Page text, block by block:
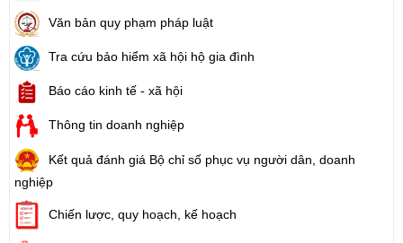
Văn bản quy phạm pháp luật
Tra cứu bảo hiểm xã hội hộ gia đình
Báo cáo kinh tế - xã hội
Thông tin doanh nghiệp
Kết quả đánh giá Bộ chỉ số phục vụ người dân, doanh
nghiệp
Chiến lược, quy hoạch, kế hoạch